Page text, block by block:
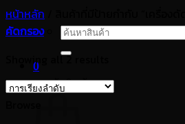
ค้นหา:
0
ตะกร้าสินค้า
หน้าหลัก
คัดกรอง
Showing all 2 results